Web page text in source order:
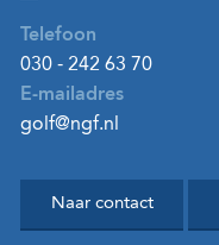
Telefoon
030 - 242 63 70
E-mailadres
golf@ngf.nl
Naar contact